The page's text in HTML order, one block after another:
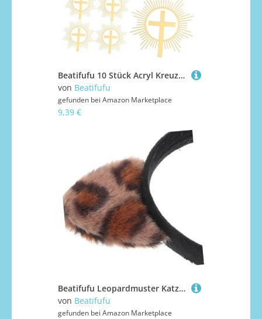
Beatifufu 10 Stück Acryl Kreuz Tortendeko Taufe Cake Topper Dekorative Kuchenstecker Christliche Kreuz-ornamente für Tauftorten Kommunion Babyparty Vielseitige Kuchendekoration
von Beatifufu
gefunden bei Amazon Marketplace
9,39 €
Beatifufu Leopardmuster Katzenohren Haarreif Damen Weiches Stirnband Bequem Flexibel für Festival Party Karneval Cosplay Tierohren Frisuraccessoire
von Beatifufu
gefunden bei Amazon Marketplace